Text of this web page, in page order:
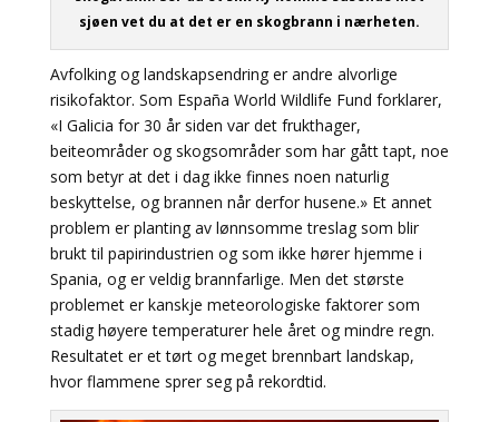
sjøen vet du at det er en skogbrann i nærheten.
Avfolking og landskapsendring er andre alvorlige
risikofaktor. Som España World Wildlife Fund forklarer,
«I Galicia for 30 år siden var det frukthager,
beiteområder og skogsområder som har gått tapt, noe
som betyr at det i dag ikke finnes noen naturlig
beskyttelse, og brannen når derfor husene.» Et annet
problem er planting av lønnsomme treslag som blir
brukt til papirindustrien og som ikke hører hjemme i
Spania, og er veldig brannfarlige. Men det største
problemet er kanskje meteorologiske faktorer som
stadig høyere temperaturer hele året og mindre regn.
Resultatet er et tørt og meget brennbart landskap,
hvor flammene sprer seg på rekordtid.